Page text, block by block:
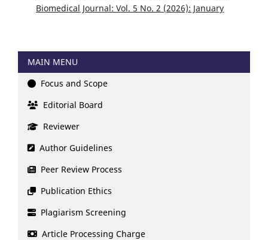
Biomedical Journal: Vol. 5 No. 2 (2026): January
MAIN MENU
Focus and Scope
Editorial Board
Reviewer
Author Guidelines
Peer Review Process
Publication Ethics
Plagiarism Screening
Article Processing Charge